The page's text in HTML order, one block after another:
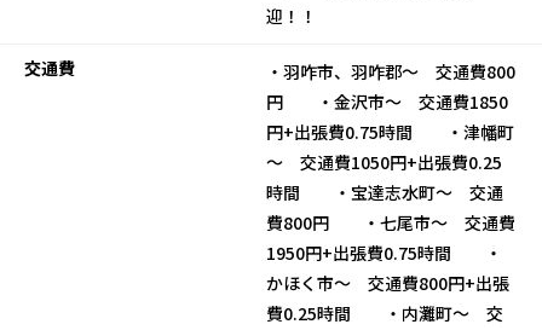
迎！！
交通費
・羽咋市、羽咋郡～ 交通費800
円 ・金沢市～ 交通費1850
円+出張費0.75時間 ・津幡町
～ 交通費1050円+出張費0.25
時間 ・宝達志水町～ 交通
費800円 ・七尾市～ 交通費
1950円+出張費0.75時間 ・
かほく市～ 交通費800円+出張
費0.25時間 ・内灘町～ 交